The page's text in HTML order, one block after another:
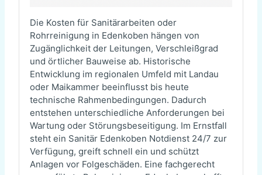
Die Kosten für Sanitärarbeiten oder
Rohrreinigung in Edenkoben hängen von
Zugänglichkeit der Leitungen, Verschleißgrad
und örtlicher Bauweise ab. Historische
Entwicklung im regionalen Umfeld mit Landau
oder Maikammer beeinflusst bis heute
technische Rahmenbedingungen. Dadurch
entstehen unterschiedliche Anforderungen bei
Wartung oder Störungsbeseitigung. Im Ernstfall
steht ein Sanitär Edenkoben Notdienst 24/7 zur
Verfügung, greift schnell ein und schützt
Anlagen vor Folgeschäden. Eine fachgerecht